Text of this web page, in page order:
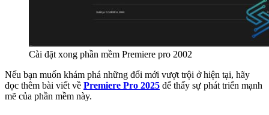
Cài đặt xong phần mềm Premiere pro 2002
Nếu bạn muốn khám phá những đổi mới vượt trội ở hiện tại, hãy
đọc thêm bài viết về Premiere Pro 2025 để thấy sự phát triển mạnh
mẽ của phần mềm này.